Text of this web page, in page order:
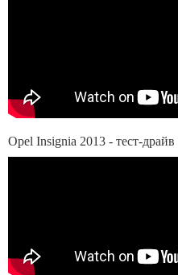
Opel Insignia 2013 - тест-